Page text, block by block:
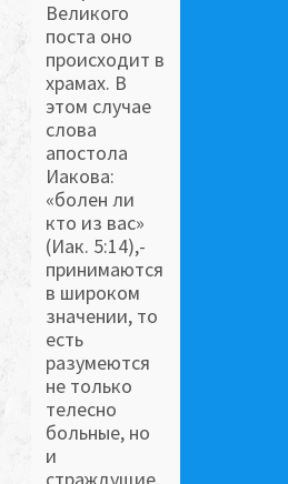
Великого
поста оно
происходит в
храмах. В
этом случае
слова
апостола
Иакова:
«болен ли
кто из вас»
(Иак. 5:14),-
принимаются
в широком
значении, то
есть
разумеются
не только
телесно
больные, но
и